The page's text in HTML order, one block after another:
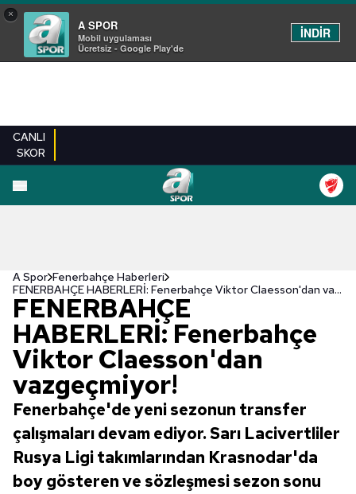
×
A SPOR
Mobil uygulaması
Ücretsiz - Google Play'de
İNDİR
CANLI
SKOR
A Spor Fenerbahçe Haberleri
FENERBAHÇE HABERLERİ: Fenerbahçe Viktor Claesson'dan vazgeçmiyor!
FENERBAHÇE
HABERLERİ: Fenerbahçe
Viktor Claesson'dan
vazgeçmiyor!
Fenerbahçe'de yeni sezonun transfer
çalışmaları devam ediyor. Sarı Lacivertliler
Rusya Ligi takımlarından Krasnodar'da
boy gösteren ve sözleşmesi sezon sonu